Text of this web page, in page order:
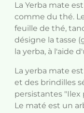
La Yerba mate
comme du thé.
feuille de thé,
désigne la tasse
la yerba, à l'aide
La yerba mate
et des brindilles
persistantes "Ilex
Le maté est un